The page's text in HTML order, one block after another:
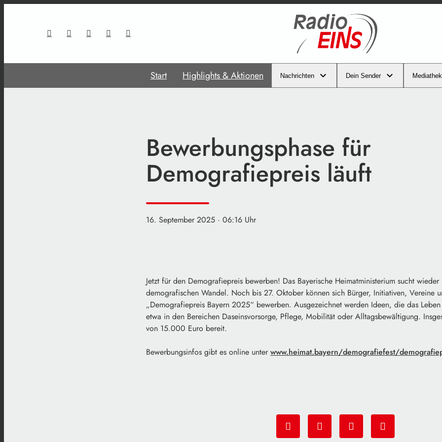
Start Highlights & Aktionen Nachrichten Dein Sender Mediathek
Bewerbungsphase für
Demografiepreis läuft
16. September 2025 · 06:16 Uhr
Jetzt für den Demografiepreis bewerben! Das Bayerische Heimatministerium sucht
demografischen Wandel. Noch bis 27. Oktober können sich Bürger, Initiativen, Vereine
„Demografiepreis Bayern 2025“ bewerben. Ausgezeichnet werden Ideen, die das
etwa in den Bereichen Daseinsvorsorge, Pflege, Mobilität oder Alltagsbewältigung.
von 15.000 Euro bereit.
Bewerbungsinfos gibt es online unter www.heimat.bayern/demografiefest/